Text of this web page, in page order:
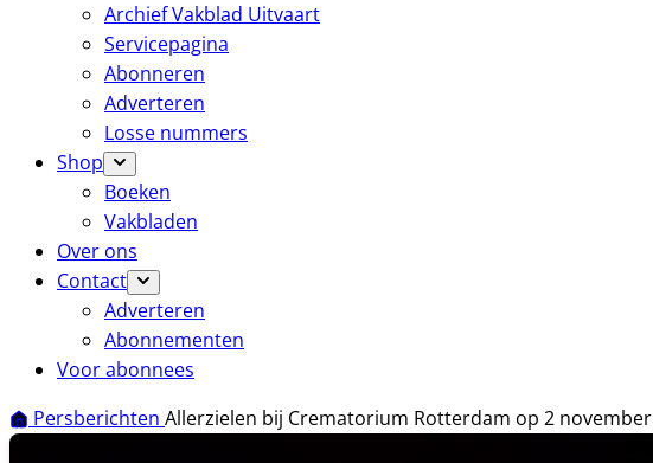
Archief Vakblad Uitvaart
Servicepagina
Abonneren
Adverteren
Losse nummers
Shop
Boeken
Vakbladen
Over ons
Contact
Adverteren
Abonnementen
Voor abonnees
Persberichten Allerzielen bij Crematorium Rotterdam op 2 november